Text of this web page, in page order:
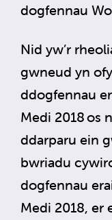
dogfennau
Nid yw’r
gwneud yn
ddogfennau
Medi 2018 os
ddarparu ein
bwriadu
dogfennau
Medi 2018, er